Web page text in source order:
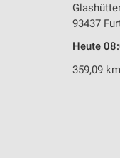
93437
Heute
359,09